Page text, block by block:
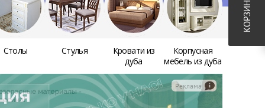
Столы Стулья
Кровати из
дуба
Корпусная
мебель из дуба
КОРЗИНА